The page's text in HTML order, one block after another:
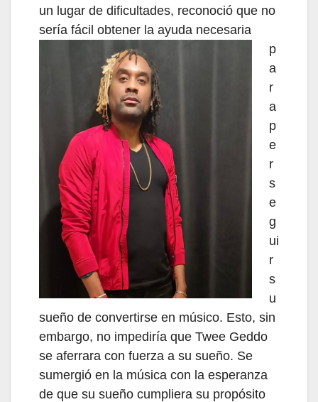
un lugar de dificultades, reconoció que no
sería fácil obtener la ayuda necesaria
p
a
r
a
p
e
r
s
e
g
ui
r
s
u
sueño de convertirse en músico. Esto, sin
embargo, no impediría que Twee Geddo
se aferrara con fuerza a su sueño. Se
sumergió en la música con la esperanza
de que su sueño cumpliera su propósito